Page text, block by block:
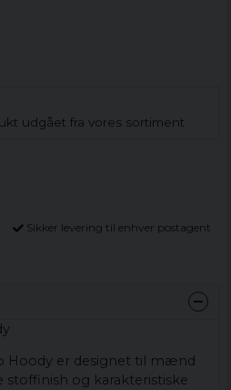
udgået fra vores sortiment
Sikker levering til enhver postagent
Hoody er designet til mænd
stoffinish og karakteristiske